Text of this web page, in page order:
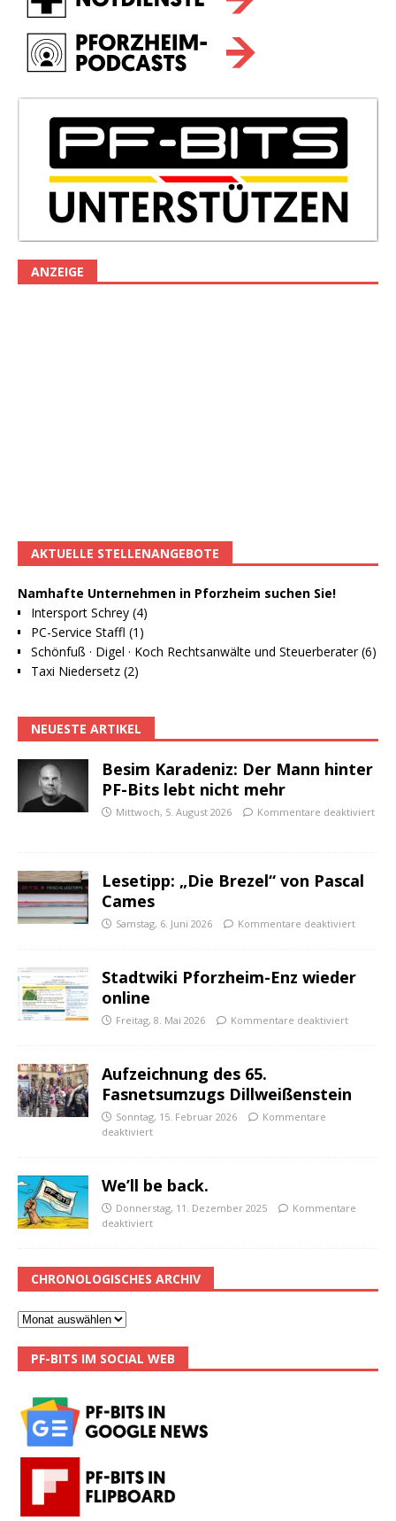
ANZEIGE
AKTUELLE STELLENANGEBOTE
Namhafte Unternehmen in Pforzheim suchen Sie!
Intersport Schrey (4)
PC-Service Staffl (1)
Schönfuß · Digel · Koch Rechtsanwälte und Steuerberater (6)
Taxi Niedersetz (2)
NEUESTE ARTIKEL
Besim Karadeniz: Der Mann hinter
PF-Bits lebt nicht mehr
Mittwoch, 5. August 2026 Kommentare deaktiviert
Lesetipp: „Die Brezel“ von Pascal
Cames
Samstag, 6. Juni 2026 Kommentare deaktiviert
Stadtwiki Pforzheim-Enz wieder
online
Freitag, 8. Mai 2026 Kommentare deaktiviert
Aufzeichnung des 65.
Fasnetsumzugs Dillweißenstein
Sonntag, 15. Februar 2026
Kommentare
deaktiviert
We’ll be back.
Donnerstag, 11. Dezember 2025
Kommentare
deaktiviert
CHRONOLOGISCHES ARCHIV
PF-BITS IM SOCIAL WEB